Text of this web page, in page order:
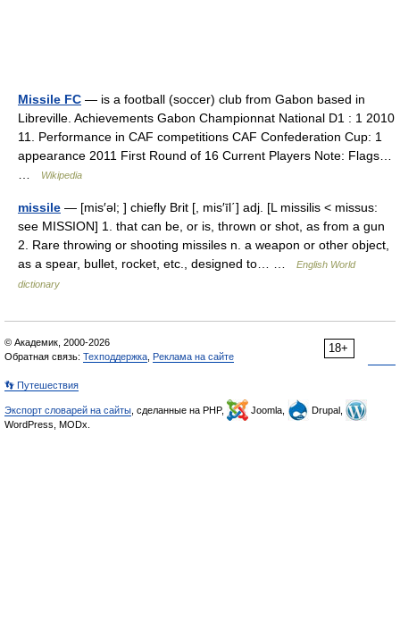
Missile FC — is a football (soccer) club from Gabon based in
Libreville. Achievements Gabon Championnat National D1 : 1 2010
11. Performance in CAF competitions CAF Confederation Cup: 1
appearance 2011 First Round of 16 Current Players Note: Flags…
Wikipedia
missile — [mis′əl; ] chiefly Brit [, mis′īl΄] adj. [L missilis < missus:
see MISSION] 1. that can be, or is, thrown or shot, as from a gun
2. Rare throwing or shooting missiles n. a weapon or other object,
as a spear, bullet, rocket, etc., designed to… …
English World
dictionary
18+
© Академик, 2000-2026
Обратная связь: Техподдержка Реклама на сайте
👣 Путешествия
Экспорт словарей на сайты , сделанные на PHP, Joomla,
Drupal,
WordPress, MODx.